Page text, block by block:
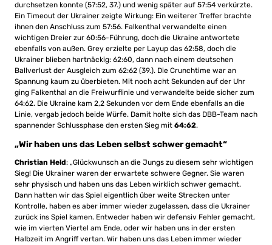
durchsetzen konnte (57:52, 37.) und wenig später auf 57:54 verkürzte.
Ein Timeout der Ukrainer zeigte Wirkung: Ein weiterer Treffer brachte
ihnen den Anschluss zum 57:56. Falkenthal verwandelte einen
wichtigen Dreier zur 60:56-Führung, doch die Ukraine antwortete
ebenfalls von außen. Grey erzielte per Layup das 62:58, doch die
Ukrainer blieben hartnäckig: 62:60, dann nach einem deutschen
Ballverlust der Ausgleich zum 62:62 (39.). Die Crunchtime war an
Spannung kaum zu überbieten. Mit noch acht Sekunden auf der Uhr
ging Falkenthal an die Freiwurflinie und verwandelte beide sicher zum
64:62. Die Ukraine kam 2,2 Sekunden vor dem Ende ebenfalls an die
Linie, vergab jedoch beide Würfe. Damit holte sich das DBB-Team nach
spannender Schlussphase den ersten Sieg mit 64:62.
„Wir haben uns das Leben selbst schwer gemacht“
Christian Held: „Glückwunsch an die Jungs zu diesem sehr wichtigen
Sieg! Die Ukrainer waren der erwartete schwere Gegner. Sie waren
sehr physisch und haben uns das Leben wirklich schwer gemacht.
Dann hatten wir das Spiel eigentlich über weite Strecken unter
Kontrolle, haben es aber immer wieder zugelassen, dass die Ukrainer
zurück ins Spiel kamen. Entweder haben wir defensiv Fehler gemacht,
wie im vierten Viertel am Ende, oder wir haben uns in der ersten
Halbzeit im Angriff vertan. Wir haben uns das Leben immer wieder